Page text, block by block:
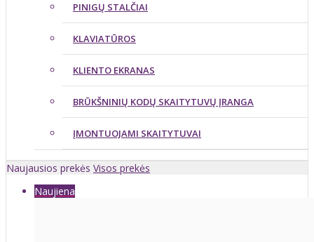
PINIGŲ STALČIAI
KLAVIATŪROS
KLIENTO EKRANAS
BRŪKŠNINIŲ KODŲ SKAITYTUVŲ ĮRANGA
ĮMONTUOJAMI SKAITYTUVAI
Naujausios prekės Visos prekės
Naujiena